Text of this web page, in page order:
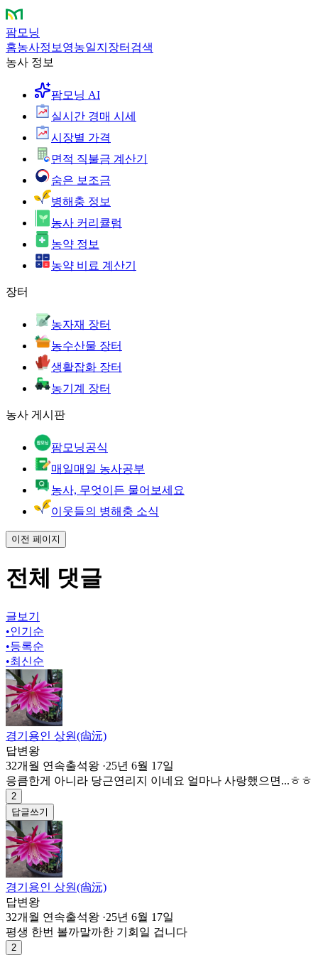
팜모닝
홈농사정보 영농일지 장터 검색
농사 정보
팜모닝 AI
실시간 경매 시세
시장별 가격
면적 직불금 계산기
숨은 보조금
병해충 정보
농사 커리큘럼
농약 정보
농약 비료 계산기
장터
농자재 장터
농수산물 장터
생활잡화 장터
농기계 장터
농사 게시판
팜모닝공식
매일매일 농사공부
농사, 무엇이든 물어보세요
이웃들의 병해충 소식
이전 페이지
전체 댓글
글보기
•인기순
•등록순
•최신순
경기용인 상원(尙沅)
답변왕
32개월 연속출석왕 ·25년 6월 17일
응큼한게 아니라 당근연리지 이네요 얼마나 사랑했으면...ㅎㅎ
2
답글쓰기
경기용인 상원(尙沅)
답변왕
32개월 연속출석왕 ·25년 6월 17일
평생 한번 볼까말까한 기회일 겁니다
2